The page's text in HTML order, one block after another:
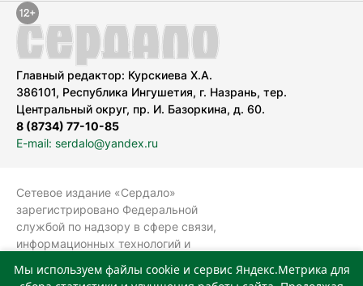
Главный редактор: Курскиева Х.А.
386101, Республика Ингушетия, г. Назрань, тер.
Центральный округ, пр. И. Базоркина, д. 60.
8 (8734) 77-10-85
E-mail: serdalo@yandex.ru
Сетевое издание «Сердало»
зарегистрировано Федеральной
службой по надзору в сфере связи,
информационных технологий и
(Роскомнадзор).
Мы используем файлы cookie и сервис Яндекс.Метрика для